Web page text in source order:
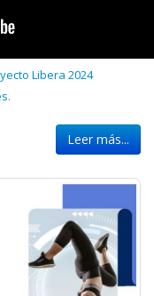
Libera 2024
.
Leer más...